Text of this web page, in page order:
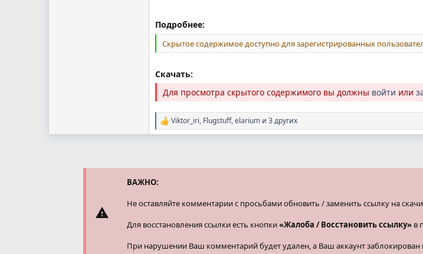
Подробнее:
Скрытое содержимое доступно для зарегистрированных
Скачать:
Для просмотра скрытого содержимого вы должны войти или
Р
е
и
Viktor_iri, Flugstuff,elarium и 3 других
ВАЖНО:
Не оставляйте комментарии с просьбами обновить / заменить ссылку на
Для восстановления ссылки есть кнопки«Жалоба / Восстановить ссылку» в
При нарушении Ваш комментарий будет удален, а Ваш аккаунт заблокирован